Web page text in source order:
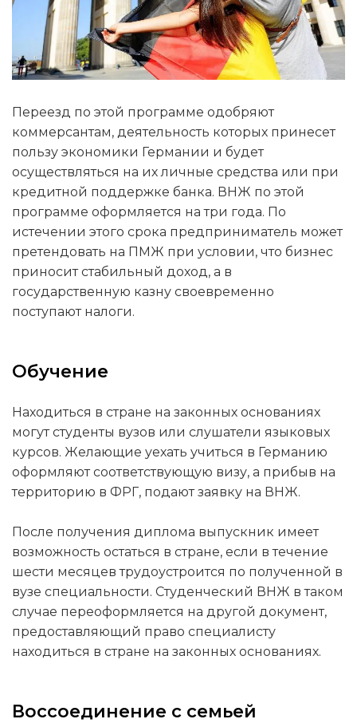
Переезд по этой программе одобряют
коммерсантам, деятельность которых принесет
пользу экономики Германии и будет
осуществляться на их личные средства или при
кредитной поддержке банка. ВНЖ по этой
программе оформляется на три года. По
истечении этого срока предприниматель может
претендовать на ПМЖ при условии, что бизнес
приносит стабильный доход, а в
государственную казну своевременно
поступают налоги.
Обучение
Находиться в стране на законных основаниях
могут студенты вузов или слушатели языковых
курсов. Желающие уехать учиться в Германию
оформляют соответствующую визу, а прибыв на
территорию в ФРГ, подают заявку на ВНЖ.
После получения диплома выпускник имеет
возможность остаться в стране, если в течение
шести месяцев трудоустроится по полученной в
вузе специальности. Студенческий ВНЖ в таком
случае переоформляется на другой документ,
предоставляющий право специалисту
находиться в стране на законных основаниях.
Воссоединение с семьей